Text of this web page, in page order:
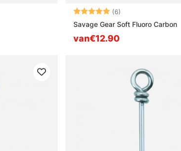
Beoordeling:(6)
Savage Gear Soft Fluoro Carbon
van€12.90